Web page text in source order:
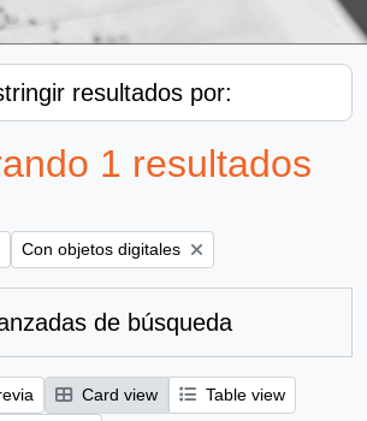
resultados por:
1 resultados
Remove filter:
Con objetos digitales
de búsqueda
Card view
Table view